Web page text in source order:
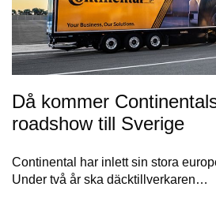
Då kommer
roadshow till Sverige
Continental har inlett sin stora
Under två år ska däcktillverkaren…